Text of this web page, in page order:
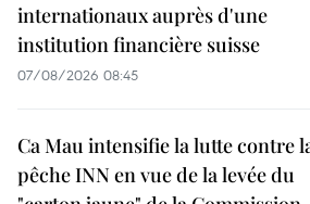
internationaux auprès d'une
institution financière suisse
07/08/2026 08:45
Ca Mau intensifie la lutte contre
pêche INN en vue de la levée du